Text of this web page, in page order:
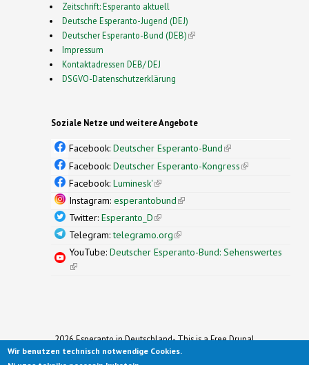
Zeitschrift: Esperanto aktuell
Deutsche Esperanto-Jugend (DEJ)
Deutscher Esperanto-Bund (DEB)(link is external)
Impressum
Kontaktadressen DEB/ DEJ
DSGVO-Datenschutzerklärung
Soziale Netze und weitere Angebote
Facebook: Deutscher Esperanto-Bund(link is
external)
Facebook: Deutscher Esperanto-Kongress(link is
Facebook: Luminesk'(link is external)
Instagram: esperantobund(link is external)
Twitter: Esperanto_D(link is external)
Telegram:telegramo.org(link is external)
YouTube: Deutscher Esperanto-Bund: Sehenswertes
(link is external)
2026 Esperanto in Deutschland- This is a Free Drupal
Theme
Wir benutzen technisch notwendige Cookies.